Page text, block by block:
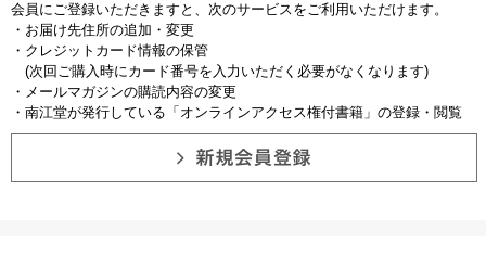
会員にご登録いただきますと、次のサービスをご利用いただけます。
・お届け先住所の追加・変更
・クレジットカード情報の保管
(次回ご購入時にカード番号を入力いただく必要がなくなります)
・メールマガジンの購読内容の変更
・南江堂が発行している「オンラインアクセス権付書籍」の登録・閲覧